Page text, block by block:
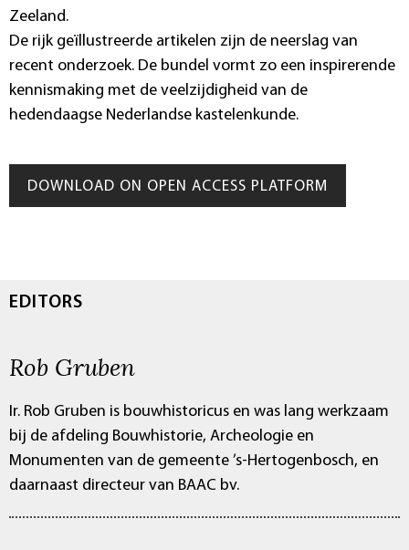
Zeeland.
De rijk geïllustreerde artikelen zijn de neerslag van
recent onderzoek. De bundel vormt zo een inspirerende
kennismaking met de veelzijdigheid van de
hedendaagse Nederlandse kastelenkunde.
DOWNLOAD ON OPEN ACCESS PLATFORM
EDITORS
Rob Gruben
Ir. Rob Gruben is bouwhistoricus en was lang werkzaam
bij de afdeling Bouwhistorie, Archeologie en
Monumenten van de gemeente ’s-Hertogenbosch, en
daarnaast directeur van BAAC bv.